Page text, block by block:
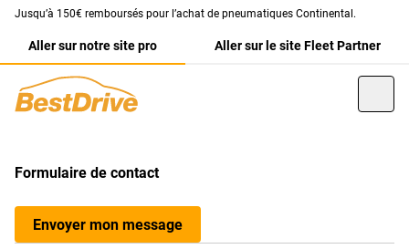
Jusqu’à 150€ remboursés pour l’achat de pneumatiques Continental.
Aller sur notre site pro Aller sur le site Fleet Partner
Formulaire de contact
Envoyer mon message